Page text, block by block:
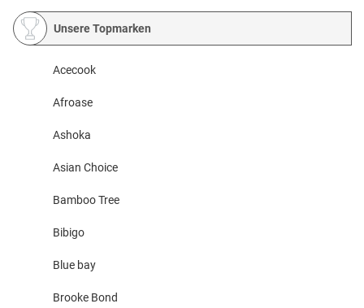
Unsere Topmarken
Acecook
Afroase
Ashoka
Asian Choice
Bamboo Tree
Bibigo
Blue bay
Brooke Bond